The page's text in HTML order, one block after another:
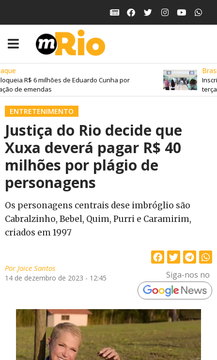
R$ 6 milhões de Eduardo Cunha por
de emendas
Brasil
terça-
ENTRETENIMENTO
Justiça do Rio decide que
Xuxa deverá pagar R$ 40
milhões por plágio de
personagens
Os personagens centrais dese imbróglio são
Cabralzinho, Bebel, Quim, Purri e Caramirim,
criados em 1997
PorJoice Santos
14 de dezembro de 2023 - 12:45 Siga-nos no